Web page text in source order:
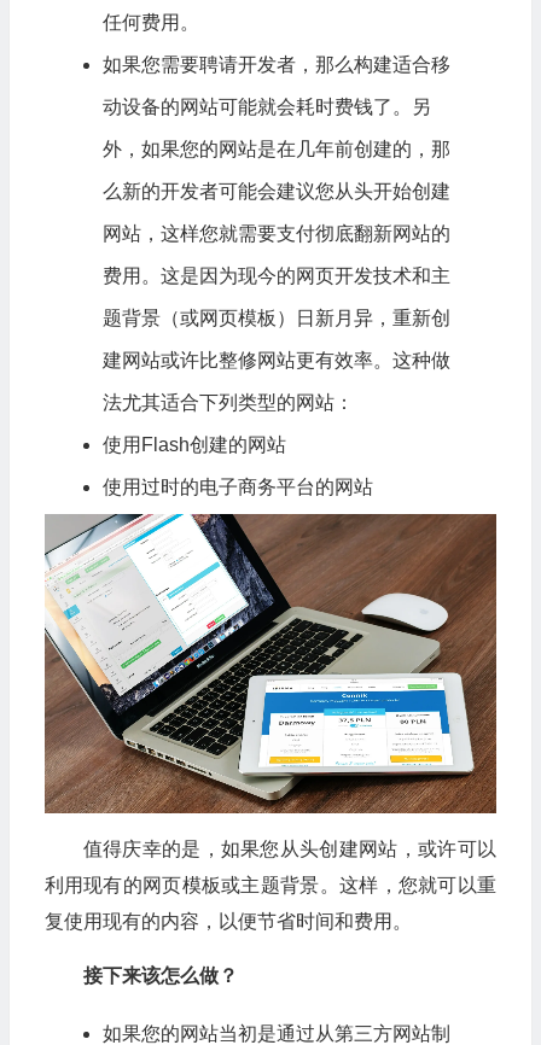
任何费用。
如果您需要聘请开发者，那么构建适合移
动设备的网站可能就会耗时费钱了。另
外，如果您的网站是在几年前创建的，那
么新的开发者可能会建议您从头开始创建
网站，这样您就需要支付彻底翻新网站的
费用。这是因为现今的网页开发技术和主
题背景（或网页模板）日新月异，重新创
建网站或许比整修网站更有效率。这种做
法尤其适合下列类型的网站：
使用Flash创建的网站
使用过时的电子商务平台的网站
值得庆幸的是，如果您从头创建网站，或许可以
利用现有的网页模板或主题背景。这样，您就可以重
复使用现有的内容，以便节省时间和费用。
接下来该怎么做？
如果您的网站当初是通过从第三方网站制